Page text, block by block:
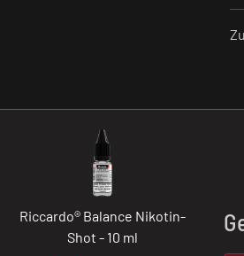
Riccardo® Balance Nikotin-
Shot - 10 ml